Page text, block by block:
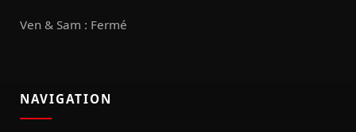
Ven & Sam : Fermé
NAVIGATION